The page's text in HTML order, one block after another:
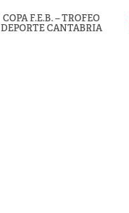
COPA F.E.B. – TROFEO
DEPORTE CANTABRIA